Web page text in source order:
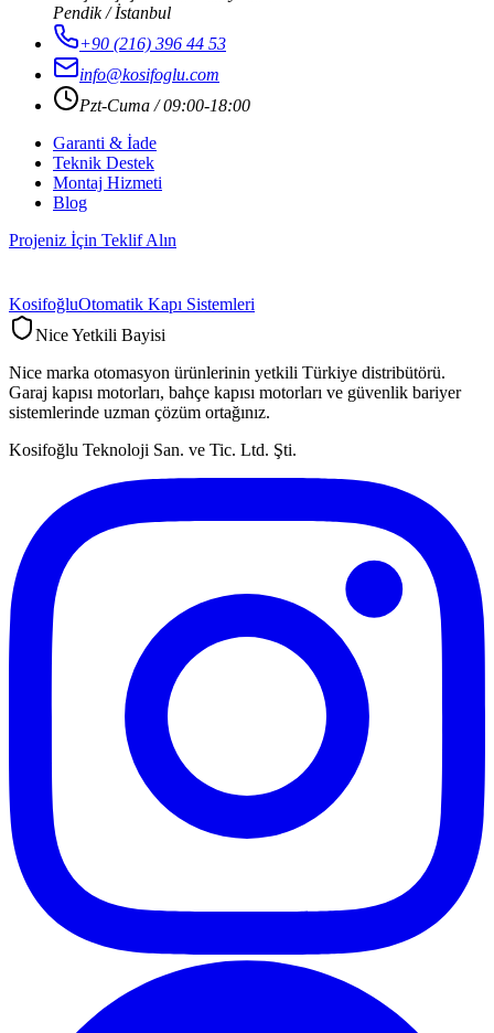
Pendik / İstanbul
+90 (216) 396 44 53
info@kosifoglu.com
Pzt-Cuma / 09:00-18:00
Garanti & İade
Teknik Destek
Montaj Hizmeti
Blog
Projeniz İçin Teklif Alın
KosifoğluOtomatik Kapı Sistemleri
Nice Yetkili Bayisi
Nice marka otomasyon ürünlerinin yetkili Türkiye distribütörü.
Garaj kapısı motorları, bahçe kapısı motorları ve güvenlik bariyer
sistemlerinde uzman çözüm ortağınız.
Kosifoğlu Teknoloji San. ve Tic. Ltd. Şti.